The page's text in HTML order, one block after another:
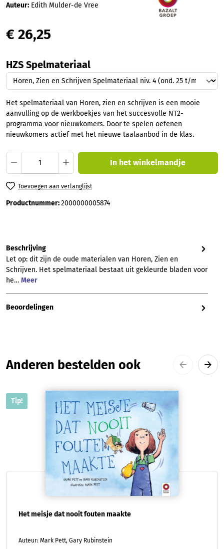
Auteur: Edith Mulder-de Vree
€ 26,25
Selecteer
HZS Spelmateriaal
Het spelmateriaal van Horen, zien en schrijven is een mooie
aanvulling op de werkboekjes van het succesvolle NT2-
programma voor nieuwkomers. Door te spelen oefenen
nieuwkomers actief met het nieuwe taalaanbod in de klas.
Producthoeveelheid: Voer de gewenste
In het winkelmandje
Toevoegen aan verlanglijst
Productnummer:2000000005874
Beschrijving
Let op: dit zijn de oude materialen van Horen, Zien en
Schrijven. Het spelmateriaal bestaat uit gekleurde bladen voor
he… Meer
Beoordelingen
Productgalerij overslaan
Anderen bestelden ook
Tip!
Het meisje dat nooit fouten maakte
Auteur: Mark Pett, Gary Rubinstein